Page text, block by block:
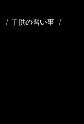
/ 子供の習い事 /